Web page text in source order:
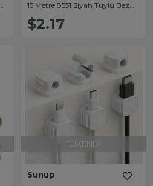
15 Metre 8551 Siyah Tüylü Bez
Bant
$2.17
TÜKENDI
Sunup